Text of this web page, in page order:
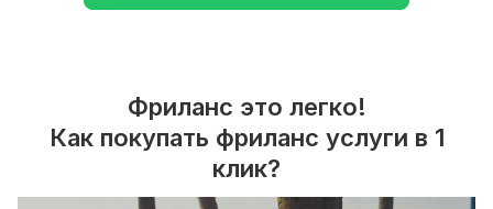
Фриланс это легко!
Как покупать фриланс услуги в 1
клик?